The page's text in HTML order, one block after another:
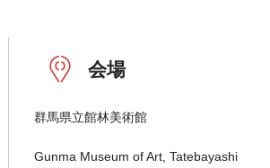
会場
群馬県立館林美術館
Gunma Museum of Art, Tatebayashi